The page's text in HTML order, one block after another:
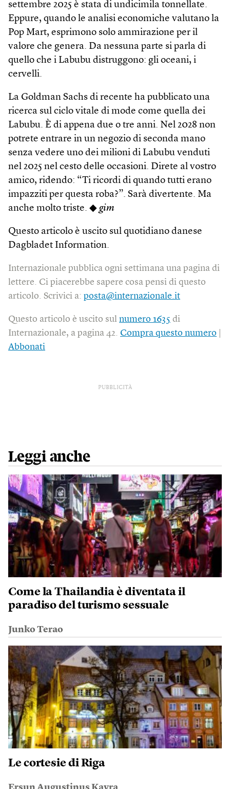
settembre 2025 è stata di undicimila tonnellate.
Eppure, quando le analisi economiche valutano la
Pop Mart, esprimono solo ammirazione per il
valore che genera. Da nessuna parte si parla di
quello che i Labubu distruggono: gli oceani, i
cervelli.
La Goldman Sachs di recente ha pubblicato una
ricerca sul ciclo vitale di mode come quella dei
Labubu. È di appena due o tre anni. Nel 2028 non
potrete entrare in un negozio di seconda mano
senza vedere uno dei milioni di Labubu venduti
nel 2025 nel cesto delle occasioni. Direte al vostro
amico, ridendo: “Ti ricordi di quando tutti erano
impazziti per questa roba?”. Sarà divertente. Ma
anche molto triste. ◆ gim
Questo articolo è uscito sul quotidiano danese
Dagbladet Information.
Internazionale pubblica ogni settimana una pagina di
lettere. Ci piacerebbe sapere cosa pensi di questo
articolo. Scrivici a: posta@internazionale.it
Questo articolo è uscito sul numero 1635 di
Internazionale, a pagina 42. Compra questo numero
Abbonati
PUBBLICITÀ
Leggi anche
Come la Thailandia è diventata il
paradiso del turismo sessuale
Junko Terao
Le cortesie di Riga